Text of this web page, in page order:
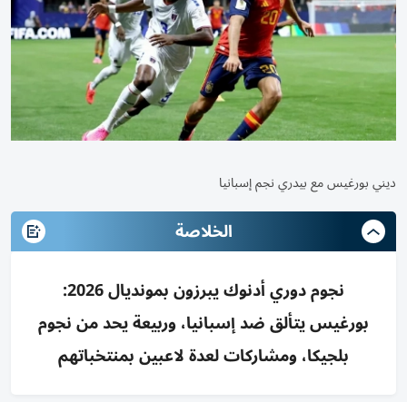
ديني بورغيس مع بيدري نجم إسبانيا
الخلاصة
نجوم دوري أدنوك يبرزون بمونديال 2026:
بورغيس يتألق ضد إسبانيا، وربيعة يحد من نجوم
بلجيكا، ومشاركات لعدة لاعبين بمنتخباتهم